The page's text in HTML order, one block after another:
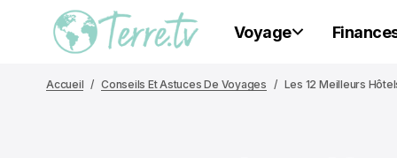
Voyage
Accueil Conseils Et Astuces De Voyages Les 12 Meilleurs